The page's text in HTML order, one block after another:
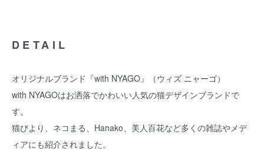
DETAIL
オリジナルブランド『with NYAGO』（ウィズ ニャーゴ）
with NYAGOはお洒落でかわいい人気の猫デザインブランドで
す。
猫びより、ネコまる、Hanako、美人百花など多くの雑誌やメデ
ィアにも紹介されました。